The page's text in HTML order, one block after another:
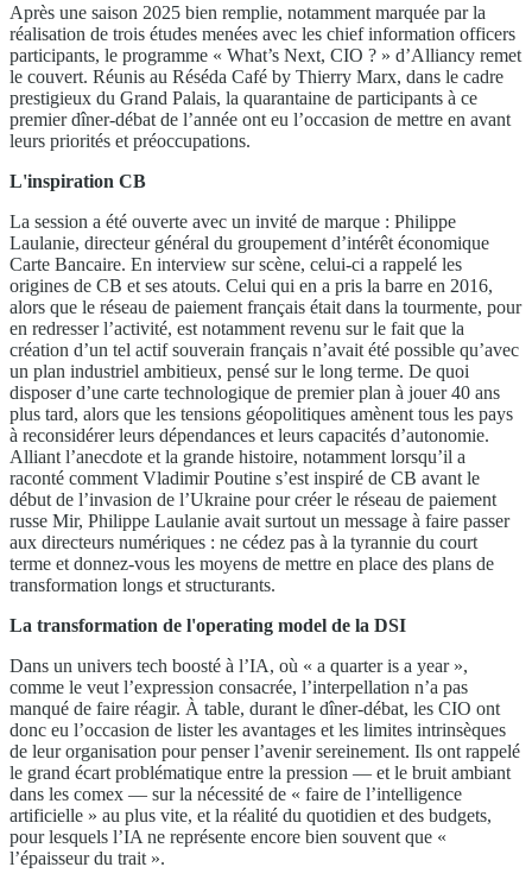
Après une saison 2025 bien remplie, notamment marquée par la
réalisation de trois études menées avec les chief information officers
participants, le programme « What’s Next, CIO ? » d’Alliancy remet
le couvert. Réunis au Réséda Café by Thierry Marx, dans le cadre
prestigieux du Grand Palais, la quarantaine de participants à ce
premier dîner-débat de l’année ont eu l’occasion de mettre en avant
leurs priorités et préoccupations.
L'inspiration CB
La session a été ouverte avec un invité de marque : Philippe
Laulanie, directeur général du groupement d’intérêt économique
Carte Bancaire. En interview sur scène, celui-ci a rappelé les
origines de CB et ses atouts. Celui qui en a pris la barre en 2016,
alors que le réseau de paiement français était dans la tourmente, pour
en redresser l’activité, est notamment revenu sur le fait que la
création d’un tel actif souverain français n’avait été possible qu’avec
un plan industriel ambitieux, pensé sur le long terme. De quoi
disposer d’une carte technologique de premier plan à jouer 40 ans
plus tard, alors que les tensions géopolitiques amènent tous les pays
à reconsidérer leurs dépendances et leurs capacités d’autonomie.
Alliant l’anecdote et la grande histoire, notamment lorsqu’il a
raconté comment Vladimir Poutine s’est inspiré de CB avant le
début de l’invasion de l’Ukraine pour créer le réseau de paiement
russe Mir, Philippe Laulanie avait surtout un message à faire passer
aux directeurs numériques : ne cédez pas à la tyrannie du court
terme et donnez-vous les moyens de mettre en place des plans de
transformation longs et structurants.
La transformation de l'operating model de la DSI
Dans un univers tech boosté à l’IA, où « a quarter is a year »,
comme le veut l’expression consacrée, l’interpellation n’a pas
manqué de faire réagir. À table, durant le dîner-débat, les CIO ont
donc eu l’occasion de lister les avantages et les limites intrinsèques
de leur organisation pour penser l’avenir sereinement. Ils ont rappelé
le grand écart problématique entre la pression — et le bruit ambiant
dans les comex — sur la nécessité de « faire de l’intelligence
artificielle » au plus vite, et la réalité du quotidien et des budgets,
pour lesquels l’IA ne représente encore bien souvent que «
l’épaisseur du trait ».